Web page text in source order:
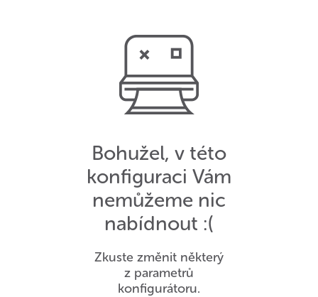
Bohužel, v této
konfiguraci Vám
nemůžeme nic
nabídnout :(
Zkuste změnit některý
z parametrů
konfigurátoru.